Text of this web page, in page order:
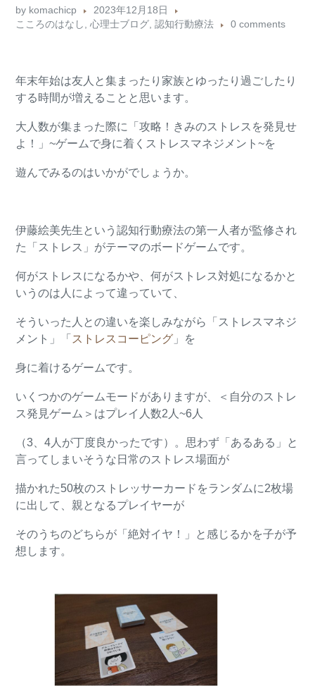
by komachicp
2023年12月18日
こころのはなし,心理士ブログ,認知行動療法 0 comments
年末年始は友人と集まったり家族とゆったり過ごしたり
する時間が増えることと思います。
大人数が集まった際に「攻略！きみのストレスを発見せ
よ！」~ゲームで身に着くストレスマネジメント~を
遊んでみるのはいかがでしょうか。
伊藤絵美先生という認知行動療法の第一人者が監修され
た「ストレス」がテーマのボードゲームです。
何がストレスになるかや、何がストレス対処になるかと
いうのは人によって違っていて、
そういった人との違いを楽しみながら「ストレスマネジ
メント」「 ストレスコーピング 」を
身に着けるゲームです。
いくつかのゲームモードがありますが、＜自分のストレ
ス発見ゲーム＞はプレイ人数2人~6人
（3、4人が丁度良かったです）。思わず「あるある」と
言ってしまいそうな日常のストレス場面が
描かれた50枚のストレッサーカードをランダムに2枚場
に出して、親となるプレイヤーが
そのうちのどちらが「絶対イヤ！」と感じるかを子が予
想します。